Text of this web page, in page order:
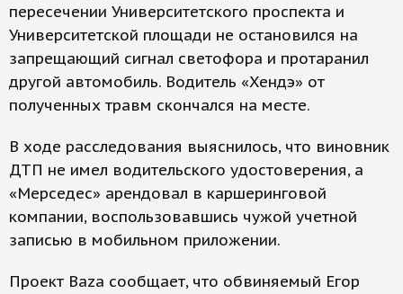
пересечении Университетского проспекта и
Университетской площади не остановился на
запрещающий сигнал светофора и протаранил
другой автомобиль. Водитель «Хендэ» от
полученных травм скончался на месте.
В ходе расследования выяснилось, что виновник
ДТП не имел водительского удостоверения, а
«Мерседес» арендовал в каршеринговой
компании, воспользовавшись чужой учетной
записью в мобильном приложении.
Проект Baza сообщает, что обвиняемый Егор